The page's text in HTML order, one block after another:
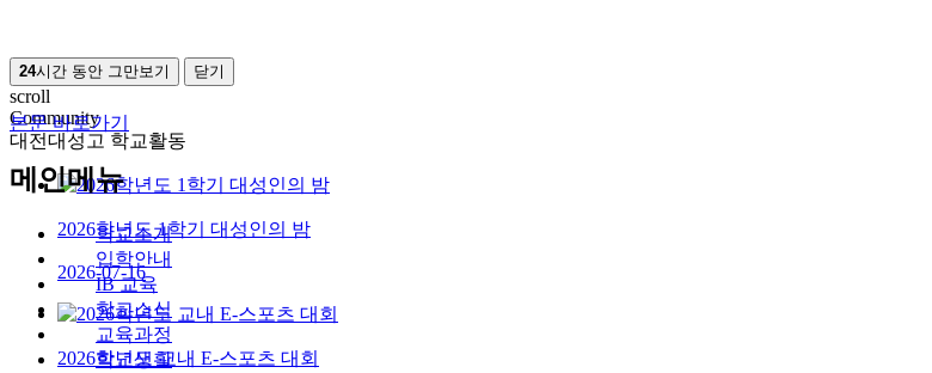
24시간 동안 그만보기 닫기
본문 바로가기
메인메뉴
학교소개
입학안내
IB 교육
학교소식
교육과정
학교생활
scroll
Community
대전대성고 학교활동
2026학년도 1학기 대성인의 밤
2026-07-16
2026학년도 교내 E-스포츠 대회